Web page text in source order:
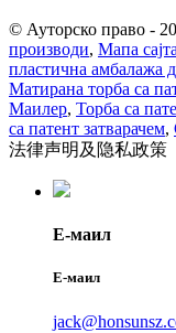
© Ауторско право -
производи, Мапа сајта
пластична амбалажа
Матирана торба са
Маилер, Торба са
са патент затварачем,
法律声明及隐私政策
Е-маил
Е-маил